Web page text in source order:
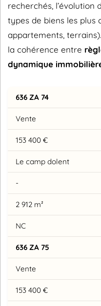
recherchés,
types de biens les plus
appartements,
la cohérence entre
dynamique
636 ZA 74
Vente
153 400 €
Le camp dolent
-
2 912 m²
NC
636 ZA 75
Vente
153 400 €